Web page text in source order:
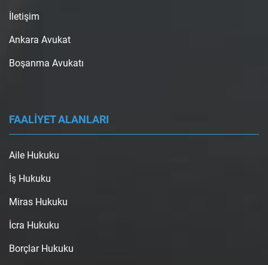
İletişim
Ankara Avukat
Boşanma Avukatı
FAALİYET ALANLARI
Aile Hukuku
İş Hukuku
Miras Hukuku
İcra Hukuku
Borçlar Hukuku